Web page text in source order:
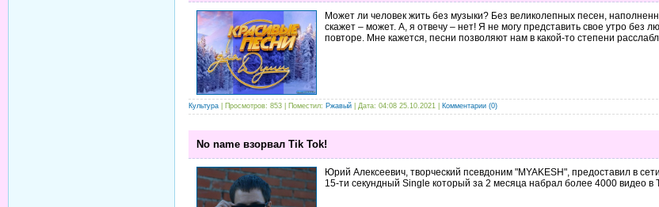
Может ли человек жить без музыки? Без великолепных песен,
скажет – может. А, я отвечу – нет! Я не могу представить свое утро без
повторе. Мне кажется, песни позволяют нам в какой-то степени
Культура | Просмотров: 853 | Поместил: Ржавый | Дата: 04:08 25.10.2021 Комментарии (0)
No name взорвал Tik Tok!
Юрий Алексеевич, творческий псевдоним "MYAKESH", предоставил в сети
15-ти секундный Single который за 2 месяца набрал более 4000 видео в